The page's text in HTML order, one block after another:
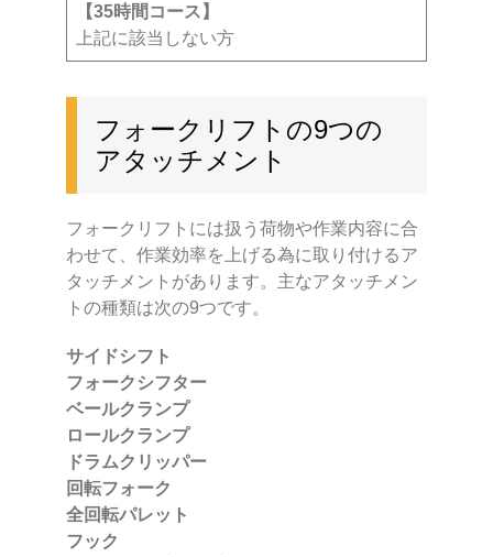
【35時間コース】
上記に該当しない方
フォークリフトの9つの
アタッチメント
フォークリフトには扱う荷物や作業内容に合
わせて、作業効率を上げる為に取り付けるア
タッチメントがあります。主なアタッチメン
トの種類は次の9つです。
サイドシフト
フォークシフター
ベールクランプ
ロールクランプ
ドラムクリッパー
回転フォーク
全回転パレット
フック